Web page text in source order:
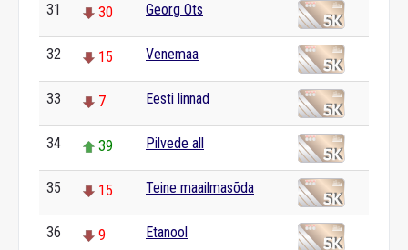
31 30 Georg Ots
32 15 Venemaa
33 7 Eesti linnad
34 39 Pilvede all
35 15 Teine maailmasõda
36 9 Etanool